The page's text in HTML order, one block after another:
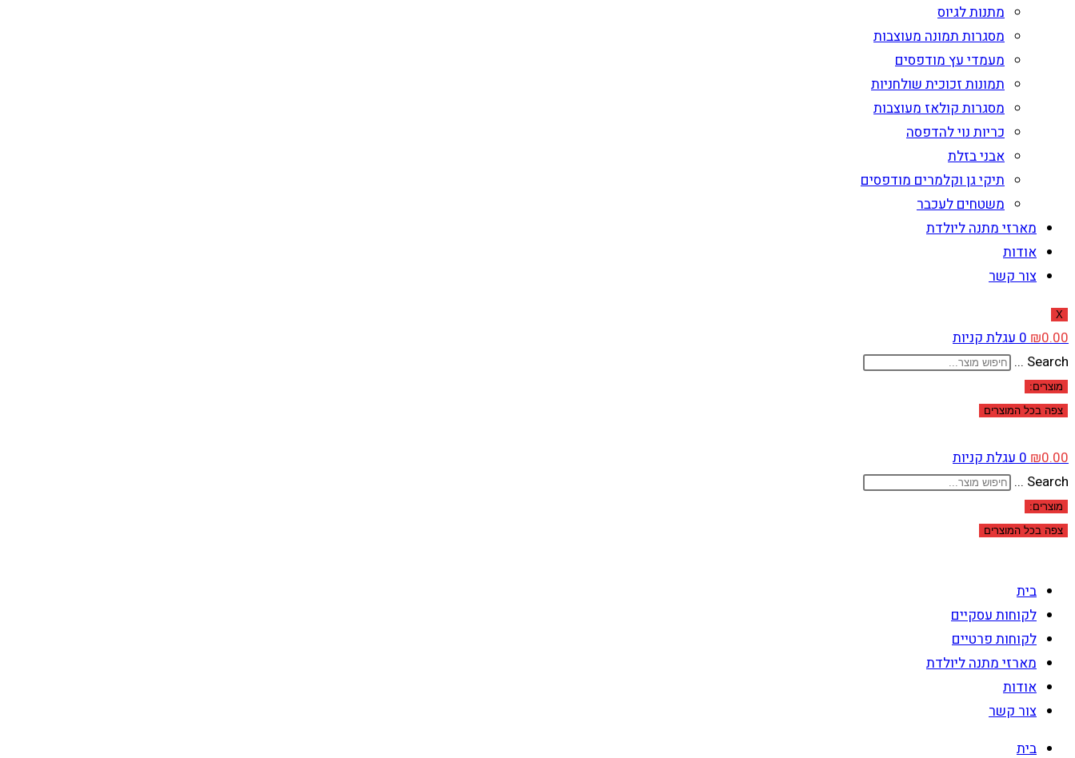
מתנות לגיוס
מסגרות תמונה מעוצבות
מעמדי עץ מודפסים
תמונות זכוכית שולחניות
מסגרות קולאז מעוצבות
כריות נוי להדפסה
אבני בזלת
תיקי גן וקלמרים מודפסים
משטחים לעכבר
מארזי מתנה ליולדת
אודות
צור קשר
X
₪0.00
0עגלת קניות
Search ...
מוצרים:
צפה בכל המוצרים
₪0.00
0עגלת קניות
Search ...
מוצרים:
צפה בכל המוצרים
בית
לקוחות עסקיים
לקוחות פרטיים
מארזי מתנה ליולדת
אודות
צור קשר
בית